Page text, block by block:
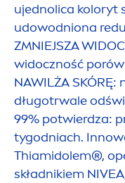
ujednolica koloryt
udowodniona
ZMNIEJSZA
widoczność porów
NAWILŻA
długotrwale
99% potwierdza:
tygodniach.
Thiamidolem®,
składnikiem NIVEA